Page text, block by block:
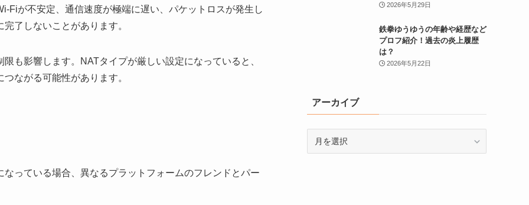
Fiが不安定、通信速度が極端に遅い、パケットロスが発生し
了しないことがあります。
も影響します。NATタイプが厳しい設定になっていると、
ながる可能性があります。
っている場合、異なるプラットフォームのフレンドとパー
2026年5月29日
鉄拳ゆうゆうの年齢や経歴など
プロフ紹介！過去の炎上履歴
は？
2026年5月22日
アーカイブ